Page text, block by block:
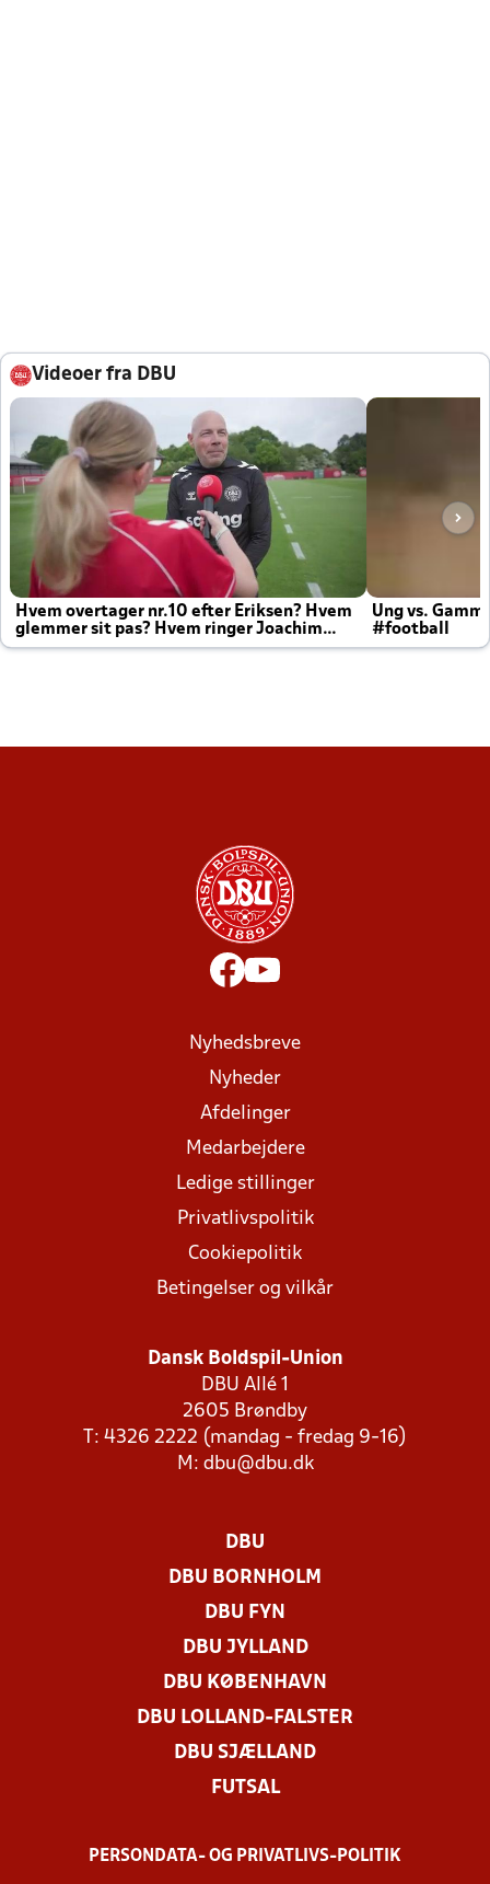
Videoer fra DBU
Hvem overtager nr.10 efter Eriksen? Hvem
glemmer sit pas? Hvem ringer Joachim
altid til efter kampe?
Ung vs.
#football
Nyhedsbreve
Nyheder
Afdelinger
Medarbejdere
Ledige stillinger
Privatlivspolitik
Cookiepolitik
Betingelser og vilkår
Dansk Boldspil-Union
DBU Allé 1
2605 Brøndby
T: 4326 2222 (mandag - fredag 9-16)
M: dbu@dbu.dk
DBU
DBU BORNHOLM
DBU FYN
DBU JYLLAND
DBU KØBENHAVN
DBU LOLLAND-FALSTER
DBU SJÆLLAND
FUTSAL
PERSONDATA- OG PRIVATLIVS-POLITIK